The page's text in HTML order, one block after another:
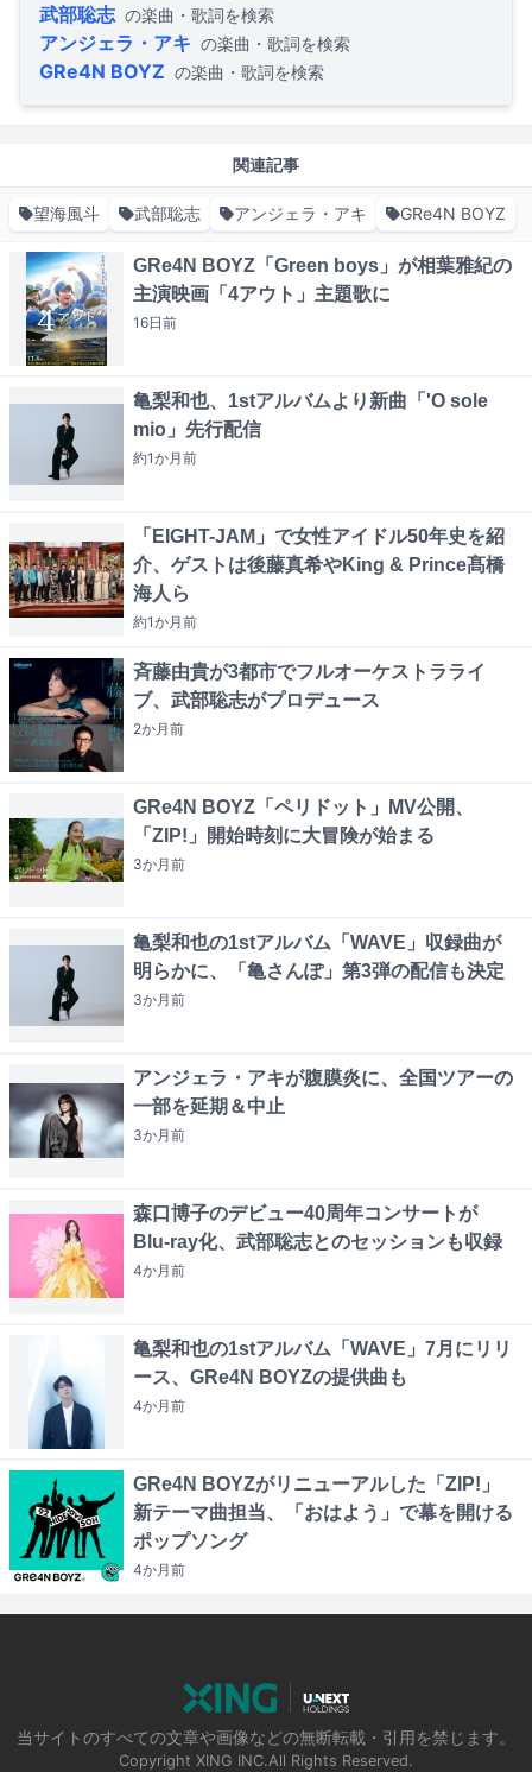
武部聡志 の楽曲・歌詞を検索
アンジェラ・アキ の楽曲・歌詞を検索
GRe4N BOYZ の楽曲・歌詞を検索
関連記事
望海風斗 武部聡志 アンジェラ・アキ GRe4N BOYZ
GRe4N BOYZ「Green boys」が相葉雅紀の
主演映画「4アウト」主題歌に
16日前
亀梨和也、1stアルバムより新曲「'O sole
mio」先行配信
約1か月前
「EIGHT-JAM」で女性アイドル50年史を紹
介、ゲストは後藤真希やKing & Prince髙橋
海人ら
約1か月前
斉藤由貴が3都市でフルオーケストラライ
ブ、武部聡志がプロデュース
2か月前
GRe4N BOYZ「ペリドット」MV公開、
「ZIP!」開始時刻に大冒険が始まる
3か月前
亀梨和也の1stアルバム「WAVE」収録曲が
明らかに、「亀さんぽ」第3弾の配信も決定
3か月前
アンジェラ・アキが腹膜炎に、全国ツアーの
一部を延期＆中止
3か月前
森口博子のデビュー40周年コンサートが
Blu-ray化、武部聡志とのセッションも収録
4か月前
亀梨和也の1stアルバム「WAVE」7月にリリ
ース、GRe4N BOYZの提供曲も
4か月前
GRe4N BOYZがリニューアルした「ZIP!」
新テーマ曲担当、「おはよう」で幕を開ける
ポップソング
4か月前
当サイトのすべての文章や画像などの無断転載・引用を禁じます。
Copyright XING INC.All Rights Reserved.